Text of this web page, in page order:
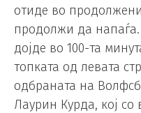
отиде во
продолжи да напаѓа.
дојде во 100-та
топката од левата
одбраната на
Лаурин Курда, кој со